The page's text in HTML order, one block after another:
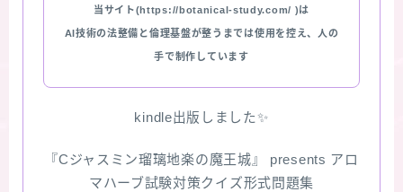
当サイト(https://botanical-study.com/ )は
AI技術の法整備と倫理基盤が整うまでは使用を控え、人の
手で制作しています
kindle出版しました✨
『Cジャスミン瑠璃地楽の魔王城』 presents アロ
マハーブ試験対策クイズ形式問題集